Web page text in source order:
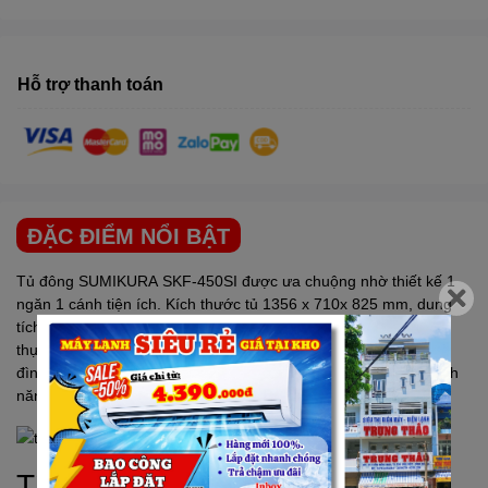
Hỗ trợ thanh toán
ĐẶC ĐIỂM NỔI BẬT
Tủ đông SUMIKURA SKF-450SI được ưa chuộng nhờ thiết kế 1
ngăn 1 cánh tiện ích. Kích thước tủ 1356 x 710x 825 mm, dung
tích 450L phù hợp cho những cửa hàng có nhu cầu trữ lượng
thực phẩm vừa. Cụ thể phù hợp với các cửa hàng mini, hộ gia
đình kinh doanh.Công nghệ Inverter tiết kiệm điện năngCác tính
năng tiện ích.